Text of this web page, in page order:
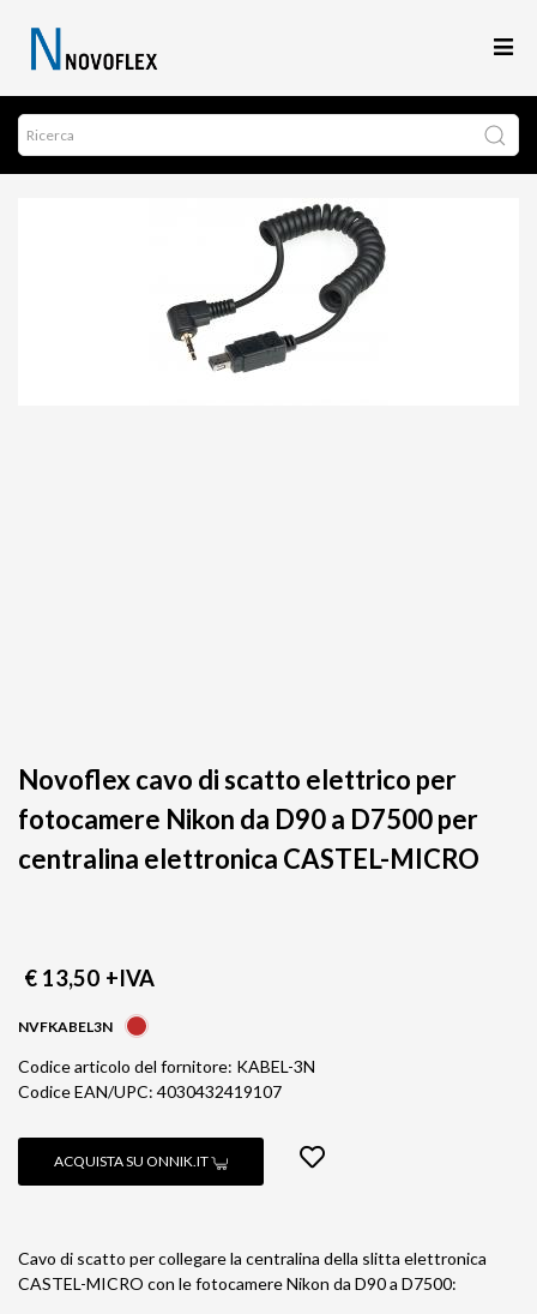
Novoflex cavo di scatto elettrico per
fotocamere Nikon da D90 a D7500 per
centralina elettronica CASTEL-MICRO
€ 13,50 +IVA
NVFKABEL3N
Codice articolo del fornitore: KABEL-3N
Codice EAN/UPC: 4030432419107
ACQUISTA SU ONNIK.IT
Cavo di scatto per collegare la centralina della slitta elettronica
CASTEL-MICRO con le fotocamere Nikon da D90 a D7500: